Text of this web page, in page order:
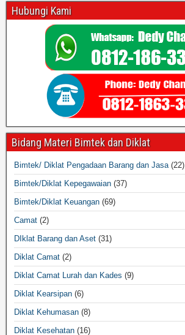
Hubungi Kami
Bidang Materi Bimtek dan Diklat
Bimtek/ Diklat Pengadaan Barang dan Jasa(22)
Bimtek/Diklat Kepegawaian (37)
Bimtek/Diklat Keuangan (69)
Camat (2)
DIklat Barang dan Aset (31)
Diklat Camat (2)
Diklat Camat Lurah dan Kades (9)
Diklat Kearsipan (6)
Diklat Kehumasan (8)
Diklat Kesehatan (16)